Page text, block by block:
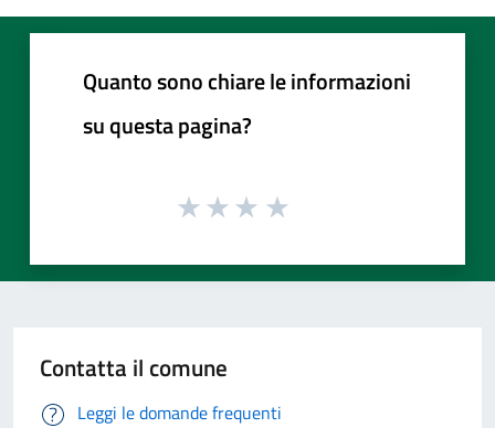
Quanto sono chiare le informazioni
su questa pagina?
Contatta il comune
Leggi le domande frequenti